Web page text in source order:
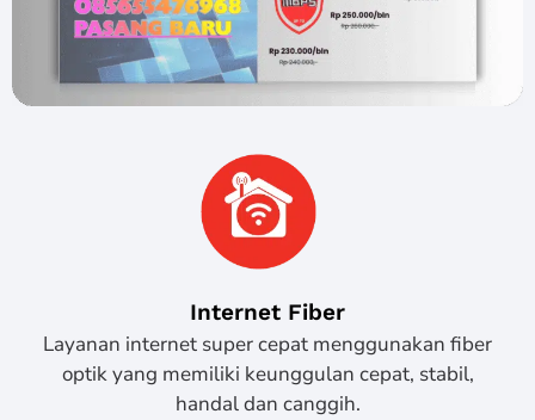
Internet Fiber
Layanan internet super cepat menggunakan fiber
optik yang memiliki keunggulan cepat, stabil,
handal dan canggih.